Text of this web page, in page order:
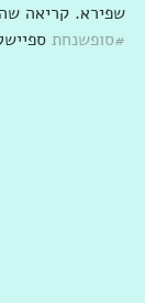
שפירא. קריאה
#סופשנחת